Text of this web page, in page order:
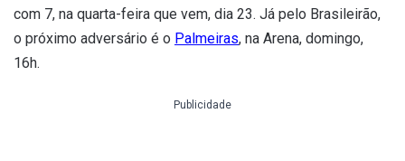
com 7, na quarta-feira que vem, dia 23. Já pelo Brasileirão,
o próximo adversário é o Palmeiras, na Arena, domingo,
16h.
Publicidade